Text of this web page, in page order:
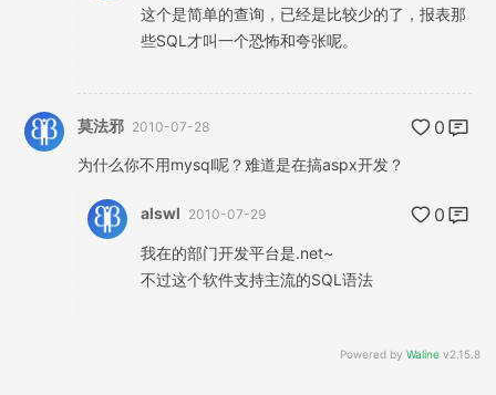
这个是简单的查询，已经是比较少的了，报表那
些SQL才叫一个恐怖和夸张呢。
莫法邪 2010-07-28 0
为什么你不用mysql呢？难道是在搞aspx开发？
alswl 2010-07-29 0
我在的部门开发平台是.net~
不过这个软件支持主流的SQL语法
Powered by Waline v2.15.8